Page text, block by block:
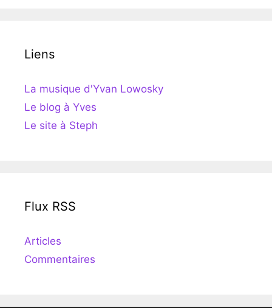
Liens
La musique d'Yvan Lowosky
Le blog à Yves
Le site à Steph
Flux RSS
Articles
Commentaires